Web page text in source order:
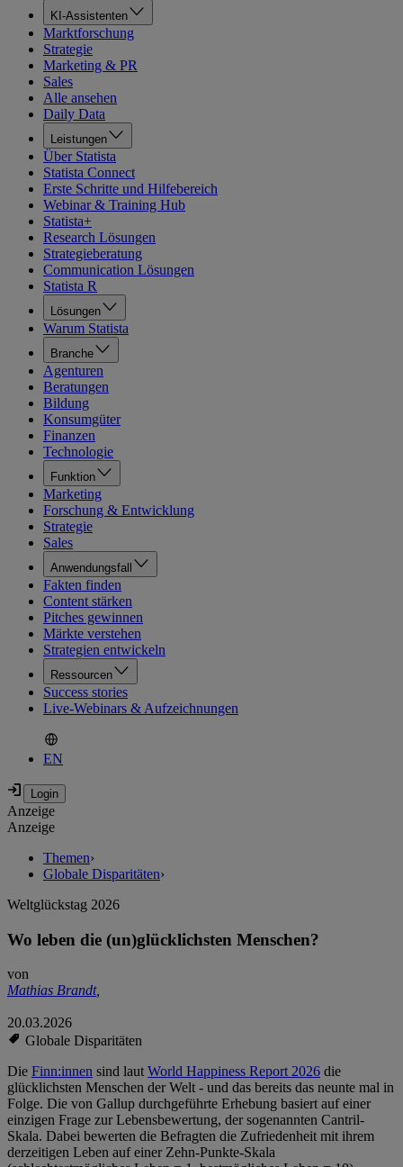
KI-Assistenten
Marktforschung
Strategie
Marketing & PR
Sales
Alle ansehen
Daily Data
Leistungen
Über Statista
Statista Connect
Erste Schritte und Hilfebereich
Webinar & Training Hub
Statista+
Research Lösungen
Strategieberatung
Communication Lösungen
Statista R
Lösungen
Warum Statista
Branche
Agenturen
Beratungen
Bildung
Konsumgüter
Finanzen
Technologie
Funktion
Marketing
Forschung & Entwicklung
Strategie
Sales
Anwendungsfall
Fakten finden
Content stärken
Pitches gewinnen
Märkte verstehen
Strategien entwickeln
Ressourcen
Success stories
Live-Webinars & Aufzeichnungen
EN
Anzeige
Anzeige
Themen›
Globale Disparitäten›
Weltglückstag 2026
Wo leben die (un)glücklichsten Menschen?
von
Mathias Brandt,
20.03.2026
Globale Disparitäten
Die Finn:innen sind lautWorld Happiness Report 2026 die
glücklichsten Menschen der Welt - und das bereits das neunte mal in
Folge. Die von Gallup durchgeführte Erhebung basiert auf einer
einzigen Frage zur Lebensbewertung, der sogenannten Cantril-
Skala. Dabei bewerten die Befragten die Zufriedenheit mit ihrem
derzeitigen Leben auf einer Zehn-Punkte-Skala